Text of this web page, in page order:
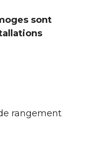
sont
rangement